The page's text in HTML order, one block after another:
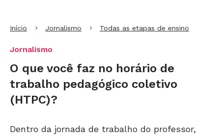
Início Jornalismo Todas as etapas de ensino
Jornalismo
O que você faz no horário de
trabalho pedagógico coletivo
(HTPC)?
Dentro da jornada de trabalho do professor,